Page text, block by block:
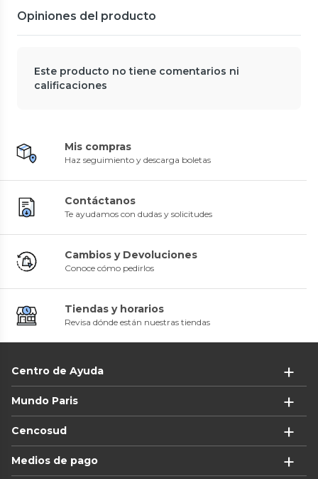
Opiniones del producto
Este producto no tiene comentarios ni
calificaciones
Mis compras
Haz seguimiento y descarga boletas
Contáctanos
Te ayudamos con dudas y solicitudes
Cambios y Devoluciones
Conoce cómo pedirlos
Tiendas y horarios
Revisa dónde están nuestras tiendas
Centro de Ayuda
Mundo Paris
Cencosud
Medios de pago